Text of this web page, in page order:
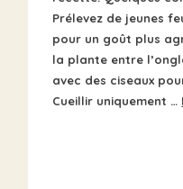
Prélevez de jeunes
pour un goût plus
la plante entre
avec des ciseaux
Cueillir uniquement …